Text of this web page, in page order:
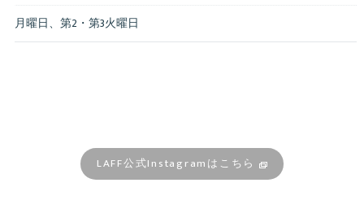
月曜日、第2・第3火曜日
LAFF公式Instagramはこちら